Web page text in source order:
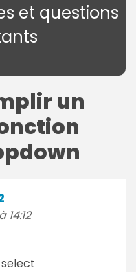
et questions
un
14:12